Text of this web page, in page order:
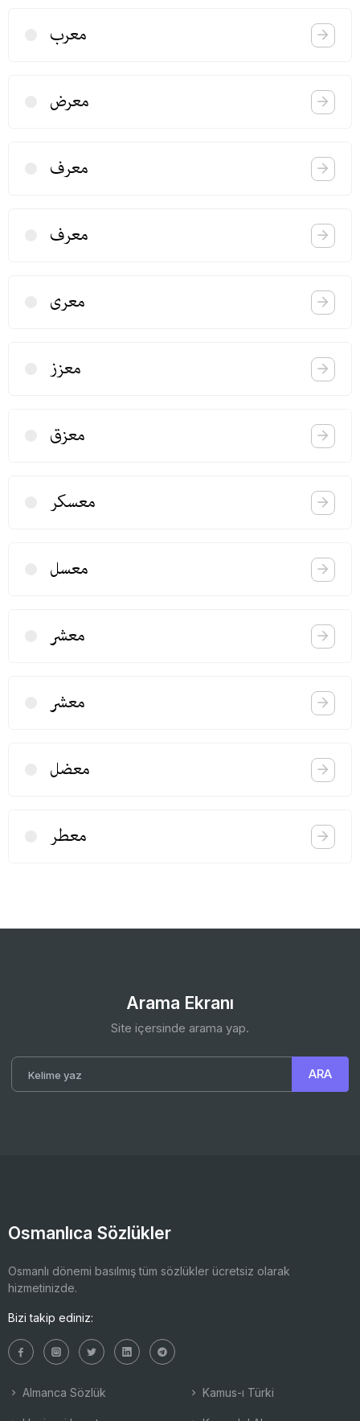
معرب
معرض
معرف
معرف
معری
معزز
معزق
معسكر
معسل
معشر
معشر
معضل
معطر
Arama Ekranı
Site içersinde arama yap.
Osmanlıca Sözlükler
Osmanlı dönemi basılmış tüm sözlükler ücretsiz olarak
hizmetinizde.
Bizi takip ediniz:
Almanca Sözlük Kamus-ı Türki